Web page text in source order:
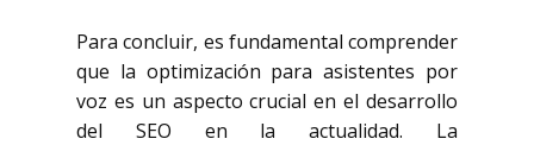
Para concluir, es fundamental comprender
que la optimización para asistentes por
voz es un aspecto crucial en el desarrollo
del SEO en la actualidad. La